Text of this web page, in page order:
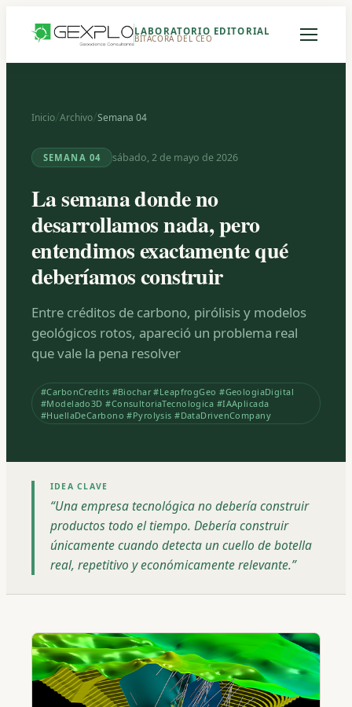
LABORATORIO EDITORIAL
BITÁCORA DEL CEO
Inicio Archivo Semana 04
SEMANA 04 sábado, 2 de mayo de 2026
La semana donde no
desarrollamos nada, pero
entendimos exactamente qué
deberíamos construir
Entre créditos de carbono, pirólisis y modelos
geológicos rotos, apareció un problema real
que vale la pena resolver
#CarbonCredits #Biochar #LeapfrogGeo #GeologiaDigital
#Modelado3D #ConsultoriaTecnologica #IAAplicada
#HuellaDeCarbono #Pyrolysis #DataDrivenCompany
IDEA CLAVE
“Una empresa tecnológica no debería construir
productos todo el tiempo. Debería construir
únicamente cuando detecta un cuello de botella
real, repetitivo y económicamente relevante.”